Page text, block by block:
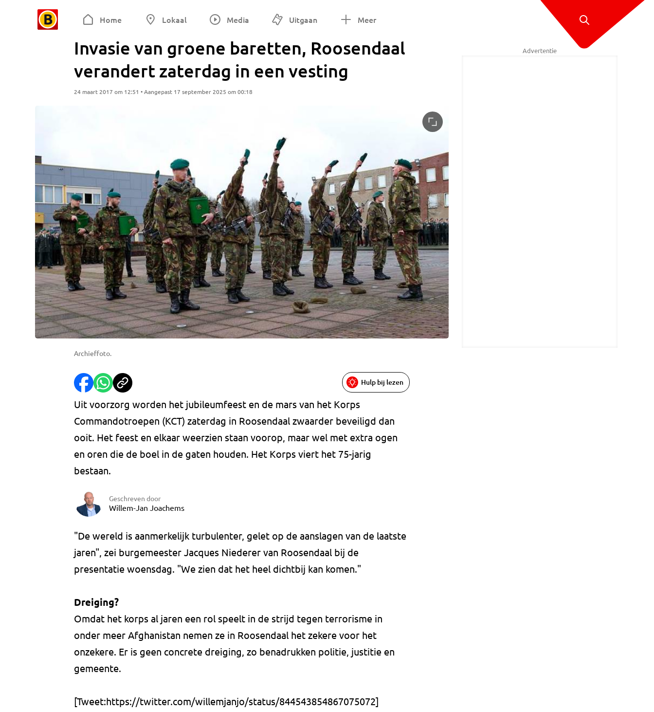
Home Lokaal Media Uitgaan Meer
Invasie van groene baretten, Roosendaal
verandert zaterdag in een vesting
24 maart 2017 om 12:51 • Aangepast 17 september 2025 om 00:18
Archieffoto.
Hulp bij lezen
Uit voorzorg worden het jubileumfeest en de mars van het Korps
Commandotroepen (KCT) zaterdag in Roosendaal zwaarder beveiligd dan
ooit. Het feest en elkaar weerzien staan voorop, maar wel met extra ogen
en oren die de boel in de gaten houden. Het Korps viert het 75-jarig
bestaan.
Geschreven door
Willem-Jan Joachems
"De wereld is aanmerkelijk turbulenter, gelet op de aanslagen van de laatste
jaren", zei burgemeester Jacques Niederer van Roosendaal bij de
presentatie woensdag. "We zien dat het heel dichtbij kan komen."
Dreiging?
Omdat het korps al jaren een rol speelt in de strijd tegen terrorisme in
onder meer Afghanistan nemen ze in Roosendaal het zekere voor het
onzekere. Er is geen concrete dreiging, zo benadrukken politie, justitie en
gemeente.
[Tweet:https://twitter.com/willemjanjo/status/844543854867075072]
Advertentie